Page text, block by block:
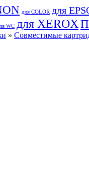
для COLOR для
WC для XEROX
» Совместимые